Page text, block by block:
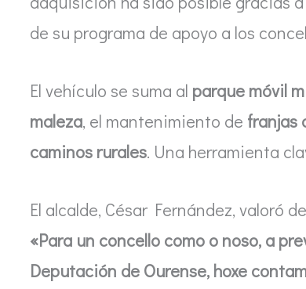
de su programa de apoyo a los
El vehículo se suma al parque móvil
maleza, el mantenimiento de franjas
caminos rurales. Una herramienta
El alcalde, César Fernández, valoró
«Para un concello como o noso, a
Deputación de Ourense, hoxe